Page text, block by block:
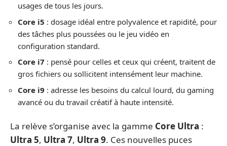
usages de tous les jours.
Core i5 : dosage idéal entre polyvalence et rapidité, pour
des tâches plus poussées ou le jeu vidéo en
configuration standard.
Core i7 : pensé pour celles et ceux qui créent, traitent de
gros fichiers ou sollicitent intensément leur machine.
Core i9 : adresse les besoins du calcul lourd, du gaming
avancé ou du travail créatif à haute intensité.
La relève s’organise avec la gamme Core Ultra :
Ultra 5, Ultra 7, Ultra 9. Ces nouvelles puces